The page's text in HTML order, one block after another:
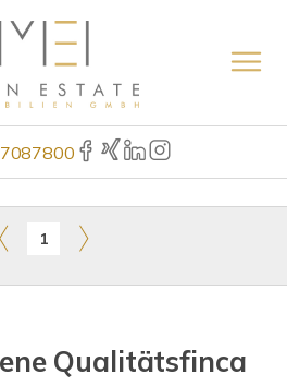
1
Qualitätsfinca